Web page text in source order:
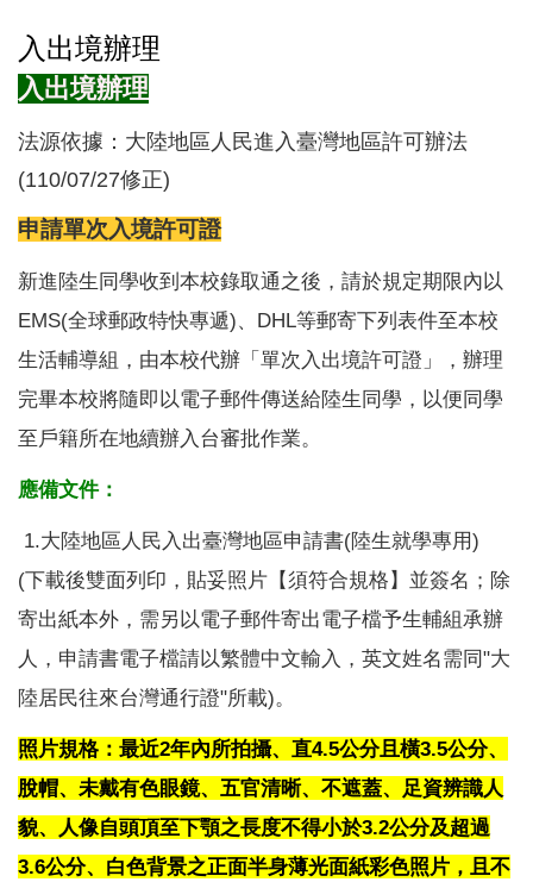
入出境辦理
入出境辦理
法源依據：大陸地區人民進入臺灣地區許可辦法
(110/07/27修正)
申請單次入境許可證
新進陸生同學收到本校錄取通之後，請於規定期限內以
EMS(全球郵政特快專遞)、DHL等郵寄下列表件至本校
生活輔導組，由本校代辦「單次入出境許可證」，辦理
完畢本校將隨即以電子郵件傳送給陸生同學，以便同學
至戶籍所在地續辦入台審批作業。
應備文件：
1.大陸地區人民入出臺灣地區申請書(陸生就學專用)
(下載後雙面列印，貼妥照片【須符合規格】並簽名；除
寄出紙本外，需另以電子郵件寄出電子檔予生輔組承辦
人，申請書電子檔請以繁體中文輸入，英文姓名需同"大
陸居民往來台灣通行證"所載)。
照片規格 ：最近2年內所拍攝、直4.5公分且橫3.5公分、
脫帽、未戴有色眼鏡、五官清晰、不遮蓋、足資辨識人
貌、人像自頭頂至下顎之長度不得小於3.2公分及超過
3.6公分、白色背景之正面半身薄光面紙彩色照片，且不